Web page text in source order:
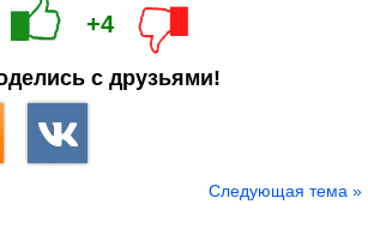
+4
с друзьями!
Следующая тема »